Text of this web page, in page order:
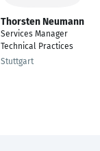
Thorsten Neumann
Services Manager
Technical Practices
Stuttgart